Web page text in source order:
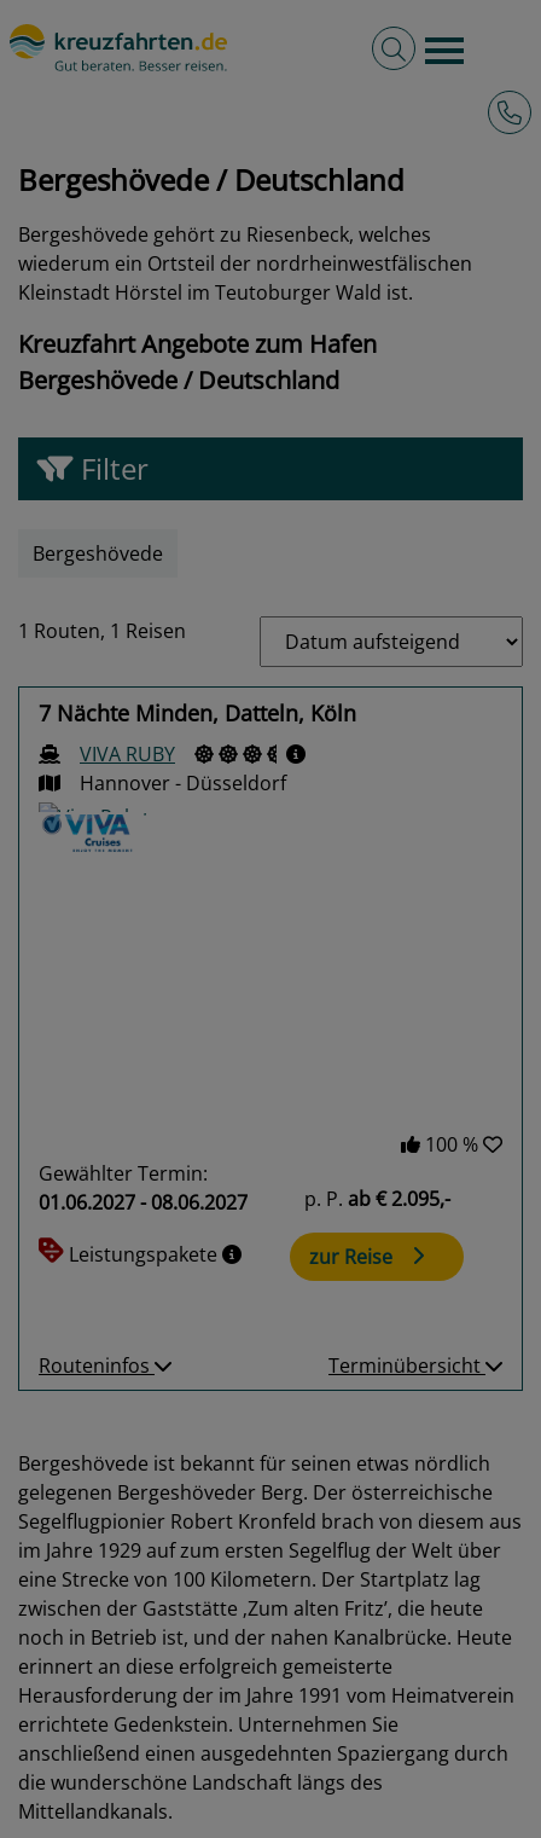
Burger
Volltextsuche
Bergeshövede / Deutschland
Bergeshövede gehört zu Riesenbeck, welches
wiederum ein Ortsteil der nordrheinwestfälischen
Kleinstadt Hörstel im Teutoburger Wald ist.
Kreuzfahrt Angebote zum Hafen
Bergeshövede / Deutschland
Filter
Bergeshövede
1 Routen, 1 Reisen
7 Nächte Minden, Datteln, Köln
VIVA RUBY
Hannover - Düsseldorf
100 %
Gewählter Termin:
01.06.2027 - 08.06.2027
Leistungspakete
p. P. ab€ 2.095,-
zur Reise
Routeninfos Terminübersicht
Bergeshövede ist bekannt für seinen etwas nördlich
gelegenen Bergeshöveder Berg. Der österreichische
Segelflugpionier Robert Kronfeld brach von diesem aus
im Jahre 1929 auf zum ersten Segelflug der Welt über
eine Strecke von 100 Kilometern. Der Startplatz lag
zwischen der Gaststätte ‚Zum alten Fritz’, die heute
noch in Betrieb ist, und der nahen Kanalbrücke. Heute
erinnert an diese erfolgreich gemeisterte
Herausforderung der im Jahre 1991 vom Heimatverein
errichtete Gedenkstein. Unternehmen Sie
anschließend einen ausgedehnten Spaziergang durch
die wunderschöne Landschaft längs des
Mittellandkanals.